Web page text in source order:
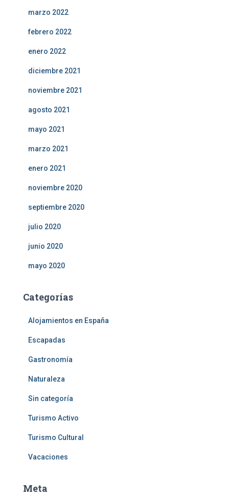
marzo 2022
febrero 2022
enero 2022
diciembre 2021
noviembre 2021
agosto 2021
mayo 2021
marzo 2021
enero 2021
noviembre 2020
septiembre 2020
julio 2020
junio 2020
mayo 2020
Categorías
Alojamientos en España
Escapadas
Gastronomía
Naturaleza
Sin categoría
Turismo Activo
Turismo Cultural
Vacaciones
Meta